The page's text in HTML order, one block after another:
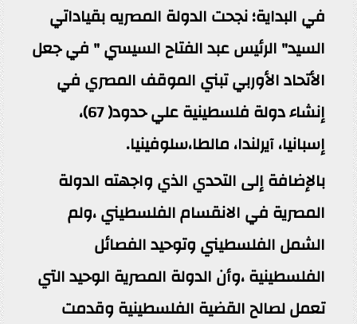
في البداية؛ نجحت الدولة المصريه بقياداتي
السيد" الرئيس عبد الفتاح السيسي " في جعل
الأتحاد الأوربي تبني الموقف المصري في
إنشاء دولة فلسطينية علي حدود( 67)،
إسبانيا، آيرلندا، مالطا،سلوفينيا.
بالإضافة إلى التحدي الذي واجهته الدولة
المصرية في الانقسام الفلسطيني ،ولم
الشمل الفلسطيني وتوحيد الفصائل
الفلسطينية ،وأن الدولة المصرية الوحيد التي
تعمل لصالح القضية الفلسطينية وقدمت